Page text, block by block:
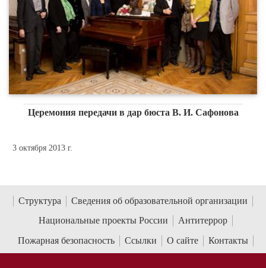
Церемония передачи в дар бюста В. И. Сафонова
3 октября 2013 г.
Структура
Сведения об образовательной организации
Национальные проекты России
Антитеррор
Пожарная безопасность
Ссылки О сайте Контакты